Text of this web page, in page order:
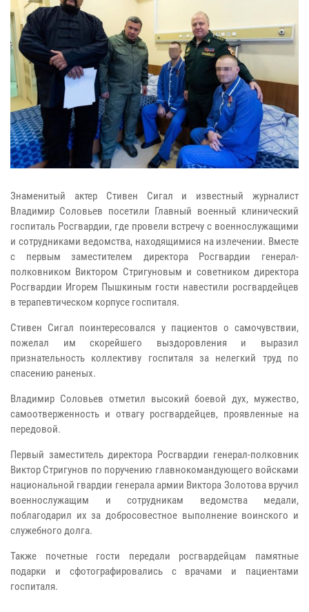
Знаменитый актер Стивен Сигал и известный журналист
Владимир Соловьев посетили Главный военный клинический
госпиталь Росгвардии, где провели встречу с военнослужащими
и сотрудниками ведомства, находящимися на излечении. Вместе
с первым заместителем директора Росгвардии генерал-
полковником Виктором Стригуновым и советником директора
Росгвардии Игорем Пышкиным гости навестили росгвардейцев
в терапевтическом корпусе госпиталя.
Стивен Сигал поинтересовался у пациентов о самочувствии,
пожелал им скорейшего выздоровления и выразил
признательность коллективу госпиталя за нелегкий труд по
спасению раненых.
Владимир Соловьев отметил высокий боевой дух, мужество,
самоотверженность и отвагу росгвардейцев, проявленные на
передовой.
Первый заместитель директора Росгвардии генерал-полковник
Виктор Стригунов по поручению главнокомандующего войсками
национальной гвардии генерала армии Виктора Золотова вручил
военнослужащим и сотрудникам ведомства медали,
поблагодарил их за добросовестное выполнение воинского и
служебного долга.
Также почетные гости передали росгвардейцам памятные
подарки и сфотографировались с врачами и пациентами
госпиталя.